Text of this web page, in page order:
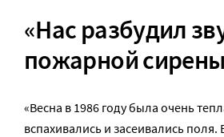
«Нас разбудил
пожарной
«Весна в 1986 году была очень
вспахивались и засеивались поля.